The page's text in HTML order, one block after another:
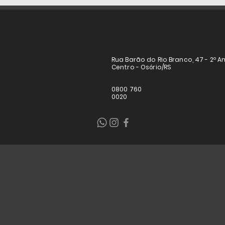
Rua Barão do Rio Branco, 47 - 2º
Centro - Osório/RS
0800 760
0020